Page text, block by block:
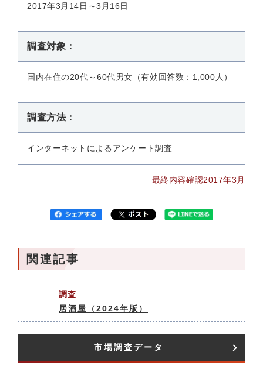
2017年3月14日～3月16日
調査対象：
国内在住の20代～60代男女（有効回答数：1,000人）
調査方法：
インターネットによるアンケート調査
最終内容確認2017年3月
関連記事
調査
居酒屋（2024年版）
市場調査データ​